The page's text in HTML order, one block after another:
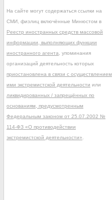
На сайте могут содержаться ссылки на
СМИ, физлиц включённые Минюстом в
Реестр иностранных средств массовой
информации, выполняющих функции
иностранного агента , упоминания
организаций деятельность которых
приостановлена в связи с осуществлением
ими экстремистской деятельности или
ликвидированных / запрещённых по
основаниям, предусмотренным
Федеральным законом от 25.07.2002 №
114-ФЗ «О противодействии
экстремистской деятельности»